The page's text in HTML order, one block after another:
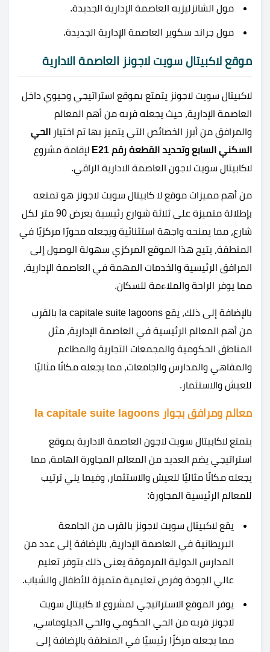
مول الشانزليزيه العاصمة الإدارية الجديدة.
مول جراند سكوير العاصمة الإدارية الجديدة.
موقع لاكبيتال سويت لاجونز العاصمة الادارية
لاكبيتال سويت لاجونز يتمتع بموقع استراتيجي وحيوي داخل
العاصمة الإدارية، حيث يجعله قربه من أهم المعالم
والمرافق من أبرز الخصائص التي يتميز بها تم اختيار الحي
السكني السابع وتحديد القطعة رقم E21
لإقامة مشروع
لاكابيتال سويت لاجون العاصمة الادارية الراقي.
من أهم مميزات موقع لا كابيتال سويت لاجونز هو تمتعه
بإطلالة متميزة على ثلاثة شوارع رئيسية بعرض 90 متر لكل
شارع، مما يمنحه واجهة استثنائية ويجعله محورًا مركزيًا في
المنطقة، يتيح هذا الموقع المركزي سهولة الوصول إلى
المرافق الرئيسية والخدمات المهمة في العاصمة الإدارية،
مما يوفر الراحة والملاءمة للسكان.
بالإضافة إلى ذلك، يقع la capitale suite lagoons بالقرب
من أهم المعالم الرئيسية في العاصمة الإدارية، مثل
المناطق الحكومية والمجمعات التجارية والمطاعم
والمقاهي والمدارس والجامعات، مما يجعله مكانًا مثاليًا
للعيش والاستثمار.
معالم ومرافق بجوار la capitale suite lagoons
يتمتع لاكابيتال سويت لاجون العاصمة الادارية بموقع
استراتيجي يضم العديد من المعالم المجاورة الهامة، مما
يجعله مكانًا مثاليًا للعيش والاستثمار، وفيما يلي ترتيب
للمعالم الرئيسية المجاورة:
يقع لاكبيتال سويت لاجونز بالقرب من الجامعة
البريطانية في العاصمة الإدارية، بالإضافة إلى عدد من
المدارس الدولية المرموقة يعنى ذلك بتوفر تعليم
عالي الجودة وفرص تعليمية متميزة للأطفال والشباب.
يوفر الموقع الاستراتيجي لمشروع لا كابيتال سويت
لاجونز قربه من الحي الحكومي والحي الدبلوماسي،
مما يجعله مركزًا رئيسيًا في المنطقة بالإضافة إلى